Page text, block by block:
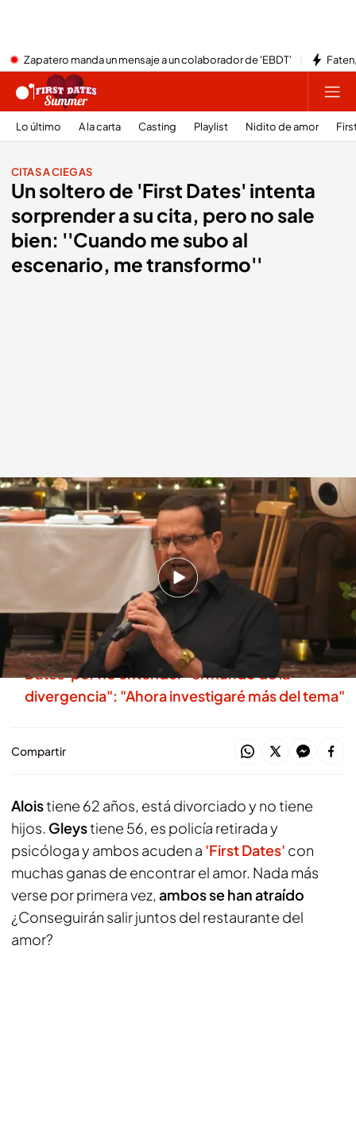
Zapatero manda un mensaje a un colaborador de 'EBDT'
Lo último A la carta Casting Playlist Nidito de amor
CITAS A CIEGAS
Un soltero de 'First Dates' intenta
sorprender a su cita, pero no sale
bien: ''Cuando me subo al
escenario, me transformo''
La cita de Alois y Gledys.cuatro.com
First Dates
11 SEP 2025 - 23:10h.
Alois intenta sorprender a Gledys y coge el
micrófono para entonar una canción
Una soltera le da calabazas a su cita de 'First
Dates' por no entender "el mundo de la
divergencia": "Ahora investigaré más del tema"
Compartir
Aloistiene 62 años, está divorciado y no tiene
hijos. Gleystiene 56, es policía retirada y
psicóloga y ambos acuden a 'First Dates' con
muchas ganas de encontrar el amor. Nada más
verse por primera vez, ambos se han atraído
¿Conseguirán salir juntos del restaurante del
amor?